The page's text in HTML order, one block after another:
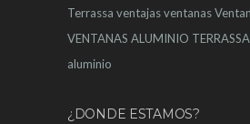
Terrassa ventajasventanas
VENTANAS ALUMINIO TERRASSA
aluminio
¿DONDE ESTAMOS?